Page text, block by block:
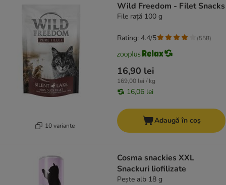
10 variante
Wild Freedom - Filet Snacks
File rață 100 g
16,90 lei
169,00 lei / kg
16,06 lei
Rating: 4.4/5 (558)
Adaugă în coș
Cosma snackies XXL
Snackuri liofilizate
Pește alb 18 g